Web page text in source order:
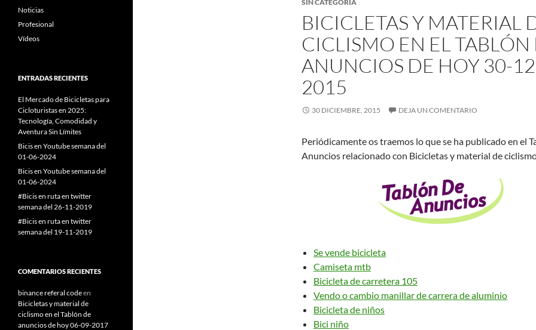
SIN CATEGORÍA
BICICLETAS Y MATERIAL
CICLISMO EN EL TABLÓN
ANUNCIOS DE HOY 30-
2015
30 DICIEMBRE, 2015 DEJA UN COMENTARIO
Periódicamente os traemos lo que se ha publicado en el
Anuncios relacionado con Bicicletas y material de
Se vende bicicleta
Camiseta mtb
Bicicleta de carretera 105
Vendo o cambio manillar de carrera de aluminio
Bicicleta de niños
Bici niño
Noticias
Profesional
Vídeos
ENTRADAS RECIENTES
El Mercado de Bicicletas para
Cicloturistas en 2025:
Tecnología, Comodidad y
Aventura Sin Límites
Bicis en Youtube semana del
01-06-2024
Bicis en Youtube semana del
01-06-2024
#Bicis en ruta en twitter
semana del 26-11-2019
#Bicis en ruta en twitter
semana del 19-11-2019
COMENTARIOS RECIENTES
binance referal codeen
Bicicletas y material de
ciclismo en el Tablón de
anuncios de hoy 06-09-2017